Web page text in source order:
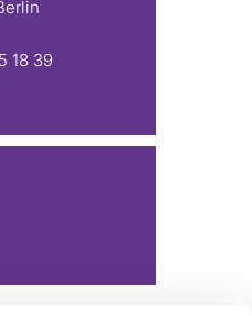
18 39